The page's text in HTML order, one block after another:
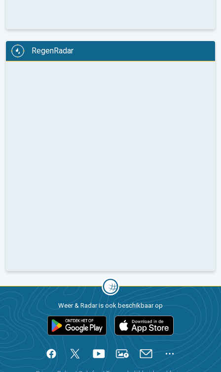
RegenRadar
Weer & Radar is ook beschikbaar op